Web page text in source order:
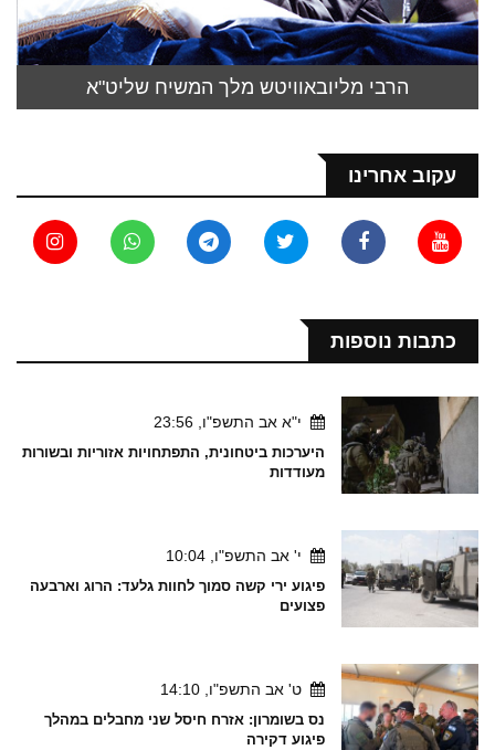
הרבי מליובאוויטש מלך המשיח שליט"א
עקוב אחרינו
כתבות נוספות
י"א אב התשפ"ו, 23:56
היערכות ביטחונית, התפתחויות אזוריות ובשורות
מעודדות
י' אב התשפ"ו, 10:04
פיגוע ירי קשה סמוך לחוות גלעד: הרוג וארבעה
פצועים
ט' אב התשפ"ו, 14:10
נס בשומרון: אזרח חיסל שני מחבלים במהלך
פיגוע דקירה